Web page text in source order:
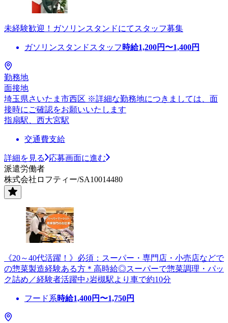
未経験歓迎！ガソリンスタンドにてスタッフ募集
ガソリンスタンドスタッフ 時給1,200円〜1,400円
勤務地
面接地
埼玉県さいたま市西区 ※詳細な勤務地につきましては、面
接時にご確認をお願いいたします
指扇駅、西大宮駅
交通費支給
詳細を見る
応募画面に進む
派遣労働者
株式会社ロフティー/SA10014480
《20～40代活躍！》必須：スーパー・専門店・小売店などで
の惣菜製造経験ある方＊高時給◎スーパーで惣菜調理・パッ
ク詰め／経験者活躍中♪岩槻駅より車で約10分
フード系時給1,400円〜1,750円